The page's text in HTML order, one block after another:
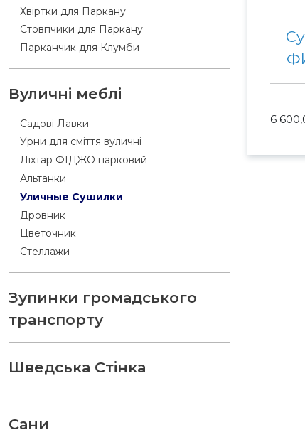
Хвіртки для Паркану
Стовпчики для Паркану
Парканчик для Клумби
Вуличні меблі
Садові Лавки
Урни для сміття вуличні
Ліхтар ФІДЖО парковий
Альтанки
Уличные Сушилки
Дровник
Цветочник
Стеллажи
Зупинки громадського
транспорту
Шведська Стінка
Сани
6